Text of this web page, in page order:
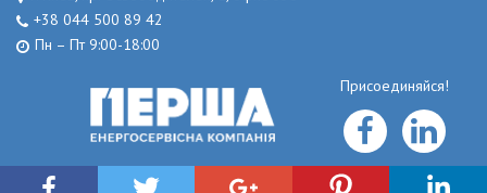
+38 044 500 89 42
Пн – Пт 9:00-18:00
Присоединяйся!